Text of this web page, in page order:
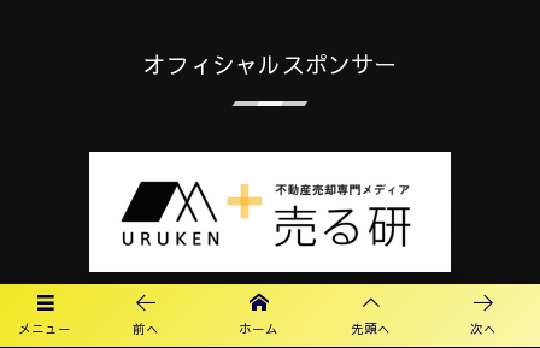
メニュー 前へ ホーム 先頭へ 次へ
オフィシャルスポンサー